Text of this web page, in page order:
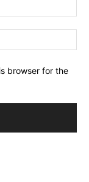
browser for the